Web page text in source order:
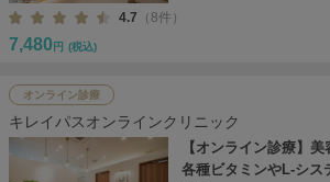
4.7 （8件）
7,480 円 (税込)
オンライン診療
キレイパスオンラインクリニック
【オンライン診療】美
各種ビタミンやL-シス